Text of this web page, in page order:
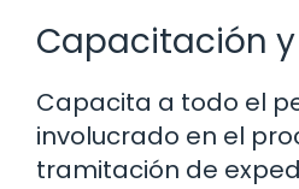
Capacitación
Capacita a todo el
involucrado en el
tramitación de